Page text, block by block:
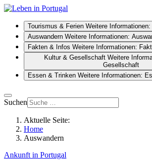
Tourismus & Ferien Weitere
Auswandern Weitere Informationen:
Fakten & Infos Weitere Informationen:
Kultur & Gesellschaft Weitere
Gesellschaft
Essen & Trinken Weitere Informationen:
Suchen
Aktuelle Seite:
Home
Auswandern
Ankunft in Portugal